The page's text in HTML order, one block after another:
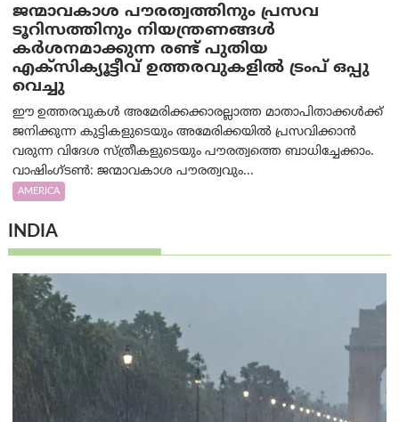
ജന്മാവകാശ പൗരത്വത്തിനും പ്രസവ
ടൂറിസത്തിനും നിയന്ത്രണങ്ങൾ
കർശനമാക്കുന്ന രണ്ട് പുതിയ
എക്സിക്യൂട്ടീവ് ഉത്തരവുകളിൽ ട്രംപ് ഒപ്പു
വെച്ചു
ഈ ഉത്തരവുകൾ അമേരിക്കക്കാരല്ലാത്ത മാതാപിതാക്കൾക്ക്
ജനിക്കുന്ന കുട്ടികളുടെയും അമേരിക്കയിൽ പ്രസവിക്കാൻ
വരുന്ന വിദേശ സ്ത്രീകളുടെയും പൗരത്വത്തെ ബാധിച്ചേക്കാം.
വാഷിംഗ്ടണ്‍: ജന്മാവകാശ പൗരത്വവും...
AMERICA
INDIA